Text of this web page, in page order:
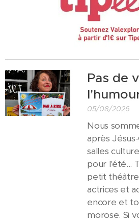
Pas de
05/08/2026
Nous
après
salles
pour l'été...
petit
actrices et
encore et
morose. Si